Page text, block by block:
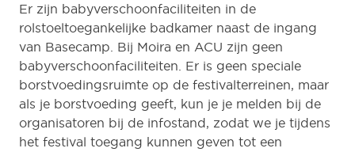
Er zijn babyverschoonfaciliteiten in de
rolstoeltoegankelijke badkamer naast de ingang
van Basecamp. Bij Moira en ACU zijn geen
babyverschoonfaciliteiten. Er is geen speciale
borstvoedingsruimte op de festivalterreinen, maar
als je borstvoeding geeft, kun je je melden bij de
organisatoren bij de infostand, zodat we je tijdens
het festival toegang kunnen geven tot een